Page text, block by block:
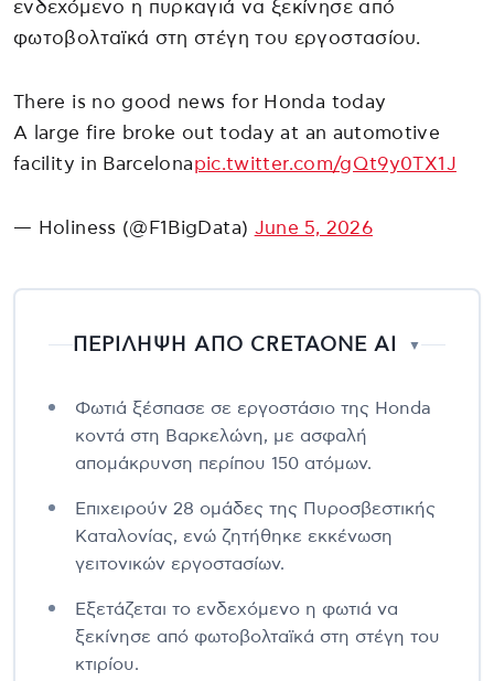
ενδεχόμενο η πυρκαγιά να ξεκίνησε από
φωτοβολταϊκά στη στέγη του εργοστασίου.
There is no good news for Honda today
A large fire broke out today at an automotive
facility in Barcelonapic.twitter.com/gQt9y0TX1J
— Holiness (@F1BigData) June 5, 2026
ΠΕΡΙΛΗΨΗ ΑΠΟ CRETAONE AI ▼
Φωτιά ξέσπασε σε εργοστάσιο της Honda
κοντά στη Βαρκελώνη, με ασφαλή
απομάκρυνση περίπου 150 ατόμων.
Επιχειρούν 28 ομάδες της Πυροσβεστικής
Καταλονίας, ενώ ζητήθηκε εκκένωση
γειτονικών εργοστασίων.
Εξετάζεται το ενδεχόμενο η φωτιά να
ξεκίνησε από φωτοβολταϊκά στη στέγη του
κτιρίου.